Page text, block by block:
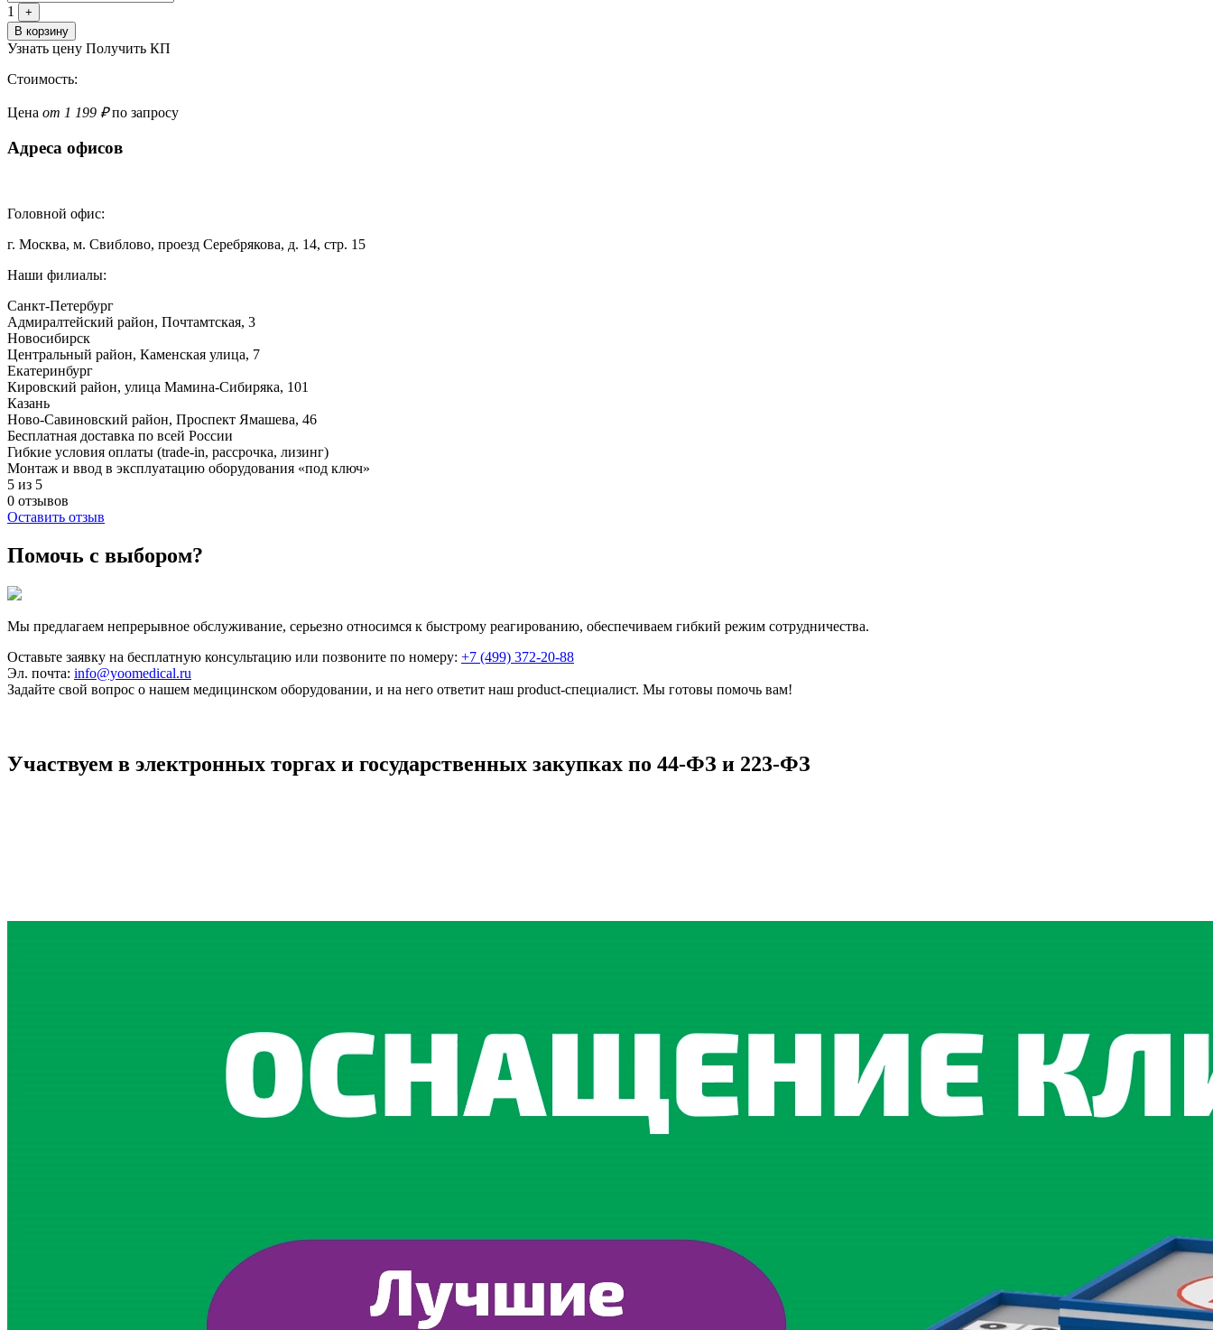
1
+
В корзину
Узнать цену Получить КП
Стоимость:
Цена от 1 199 ₽по запросу
Адреса офисов
Головной офис:
г. Москва, м. Свиблово, проезд Серебрякова, д. 14, стр. 15
Наши филиалы:
Санкт-Петербург
Адмиралтейский район, ​Почтамтская, 3
Новосибирск
Центральный район, Каменская улица, 7
Екатеринбург
Кировский район, улица Мамина-Сибиряка, 101
Казань
Ново-Савиновский район, ​Проспект Ямашева, 46
Бесплатная доставка по всей России
Гибкие условия оплаты (trade-in, рассрочка, лизинг)
Монтаж и ввод в эксплуатацию оборудования «под ключ»
5 из 5
0 отзывов
Оставить отзыв
Помочь с выбором?
Мы предлагаем непрерывное обслуживание, серьезно относимся к быстрому реагированию, обеспечиваем гибкий режим сотрудничества.
Оставьте заявку на бесплатную консультацию или позвоните по номеру: +7 (499) 372-20-88
Эл. почта: info@yoomedical.ru
Задайте свой вопрос о нашем медицинском оборудовании, и на него ответит наш product-специалист. Мы готовы помочь вам!
Участвуем в электронных торгах и государственных закупках по 44-ФЗ и 223-ФЗ